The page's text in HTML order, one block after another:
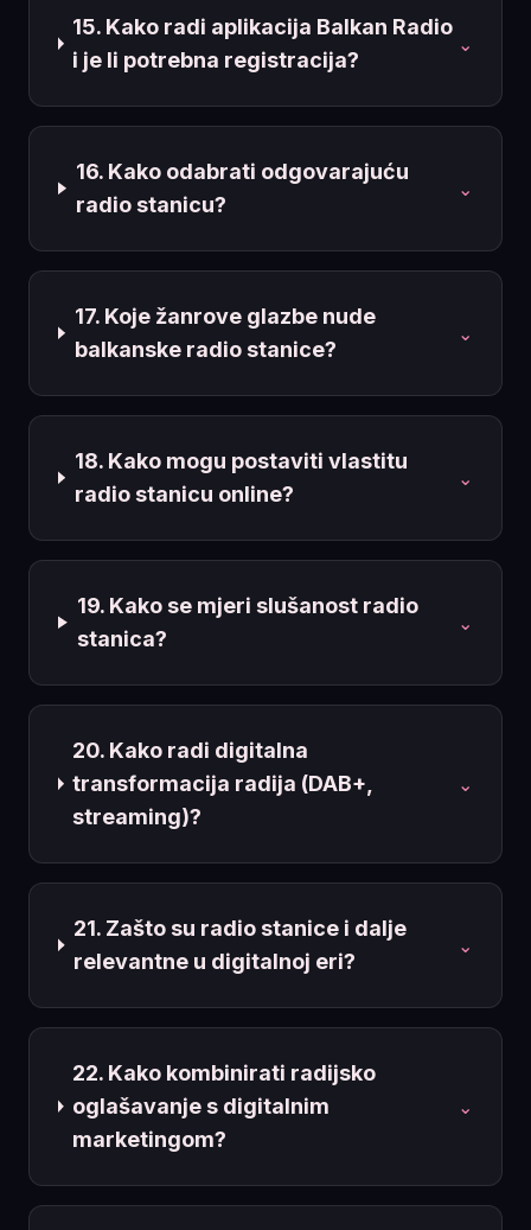
15. Kako radi aplikacija Balkan Radio
i je li potrebna registracija?
⌄
16. Kako odabrati odgovarajuću
radio stanicu?
⌄
17. Koje žanrove glazbe nude
balkanske radio stanice?
⌄
18. Kako mogu postaviti vlastitu
radio stanicu online?
⌄
19. Kako se mjeri slušanost radio
stanica?
⌄
20. Kako radi digitalna
transformacija radija (DAB+,
streaming)?
⌄
21. Zašto su radio stanice i dalje
relevantne u digitalnoj eri?
⌄
22. Kako kombinirati radijsko
oglašavanje s digitalnim
marketingom?
⌄